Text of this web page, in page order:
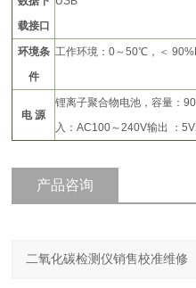
载接口
环境条
件
工作环境：0～50℃，＜
电 源
锂离子聚合物电池，容量：
入：AC100～240V输出 ：
产品咨询